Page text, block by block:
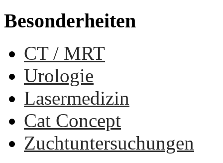
Besonderheiten
CT / MRT
Urologie
Lasermedizin
Cat Concept
Zuchtuntersuchungen